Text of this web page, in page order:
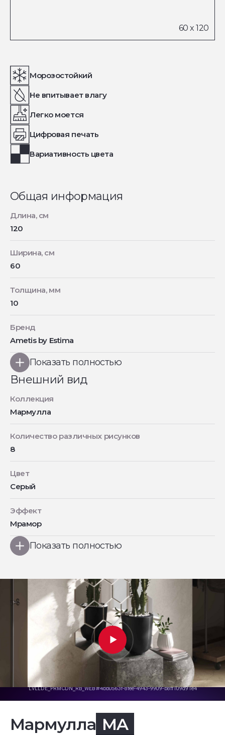
Морозостойкий
Не впитывает влагу
Легко моется
Цифровая печать
Вариативность цвета
Общая информация
Длина, см
120
Ширина, см
60
Толщина, мм
10
Бренд
Ametis by Estima
Показать полностью
Внешний вид
Коллекция
Мармулла
Количество различных рисунков
8
Цвет
Серый
Эффект
Мрамор
Показать полностью
Мармулла MA